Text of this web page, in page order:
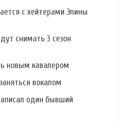
с хейтерами Элины
снимать 3 сезон
новым кавалером
вокалом
один бывший